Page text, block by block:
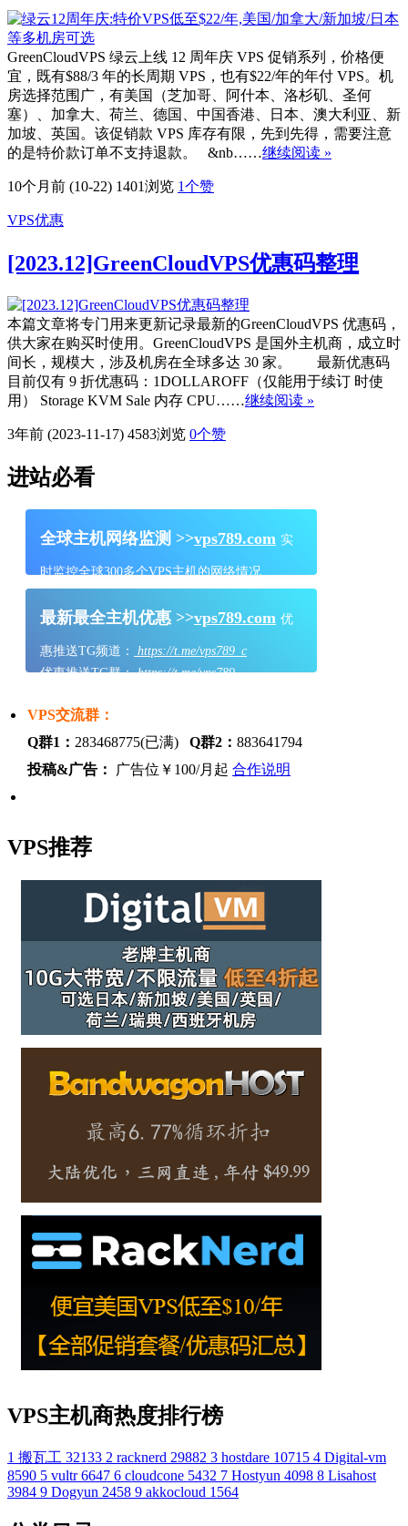
GreenCloudVPS 绿云上线 12 周年庆 VPS 促销系列，价格便
宜，既有$88/3 年的长周期 VPS，也有$22/年的年付 VPS。机
房选择范围广，有美国（芝加哥、阿什本、洛杉矶、圣何
塞）、加拿大、荷兰、德国、中国香港、日本、澳大利亚、新
加坡、英国。该促销款 VPS 库存有限，先到先得，需要注意
的是特价款订单不支持退款。 &nb……继续阅读 »
10个月前 (10-22) 1401浏览 1个赞
VPS优惠
[2023.12]GreenCloudVPS优惠码整理
本篇文章将专门用来更新记录最新的GreenCloudVPS 优惠码，
供大家在购买时使用。GreenCloudVPS 是国外主机商，成立时
间长，规模大，涉及机房在全球多达 30 家。 最新优惠码
目前仅有 9 折优惠码：1DOLLAROFF（仅能用于续订 时使
用） Storage KVM Sale 内存 CPU……继续阅读 »
3年前 (2023-11-17) 4583浏览 0个赞
进站必看
全球主机网络监测 >>vps789.com 实
时监控全球300多个VPS主机的网络情况
最新最全主机优惠 >>vps789.com 优
惠推送TG频道：
https://t.me/vps789_c
优惠推送TG群：https://t.me/vps789
VPS交流群：
Q群1： 283468775(已满) Q群2： 883641794
投稿&广告： 广告位￥100/月起 合作说明
VPS推荐
VPS主机商热度排行榜
1 搬瓦工 32133 2 racknerd 29882 3 hostdare 10715 4 Digital-vm
8590 5 vultr 6647 6 cloudcone 5432 7 Hostyun 4098 8 Lisahost
3984 9 Dogyun 2458 9 akkocloud 1564